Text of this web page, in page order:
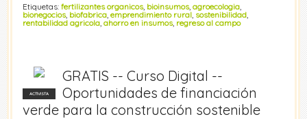
Etiquetas: fertilizantes organicos, bioinsumos, agroecologia
bionegocios, biofabrica emprendimiento rural sostenibilidad
rentabilidad agricola ahorro en insumos, regreso al campo
ACTIVISTA
GRATIS -- Curso Digital --
Oportunidades de financiación
verde para la construcción sostenible